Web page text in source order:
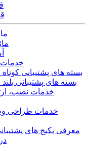
خدمات
بسته های پشتیبانی
بسته های پشتیبانی
خدمات نصب،
خدمات طراحی
معرفی پکیج های